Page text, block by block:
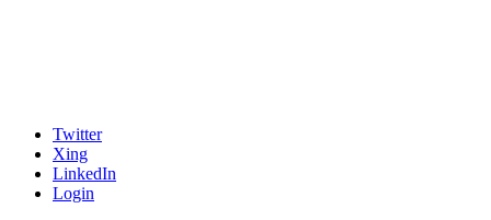
Twitter
Xing
LinkedIn
Login